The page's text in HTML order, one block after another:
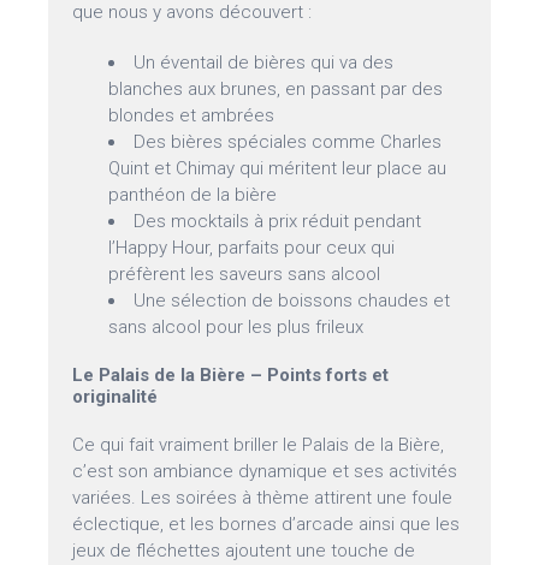
que nous y avons découvert :
Un éventail de bières qui va des
blanches aux brunes, en passant par des
blondes et ambrées
Des bières spéciales comme Charles
Quint et Chimay qui méritent leur place au
panthéon de la bière
Des mocktails à prix réduit pendant
l’Happy Hour, parfaits pour ceux qui
préfèrent les saveurs sans alcool
Une sélection de boissons chaudes et
sans alcool pour les plus frileux
Le Palais de la Bière – Points forts et
originalité
Ce qui fait vraiment briller le Palais de la Bière,
c’est son ambiance dynamique et ses activités
variées. Les soirées à thème attirent une foule
éclectique, et les bornes d’arcade ainsi que les
jeux de fléchettes ajoutent une touche de